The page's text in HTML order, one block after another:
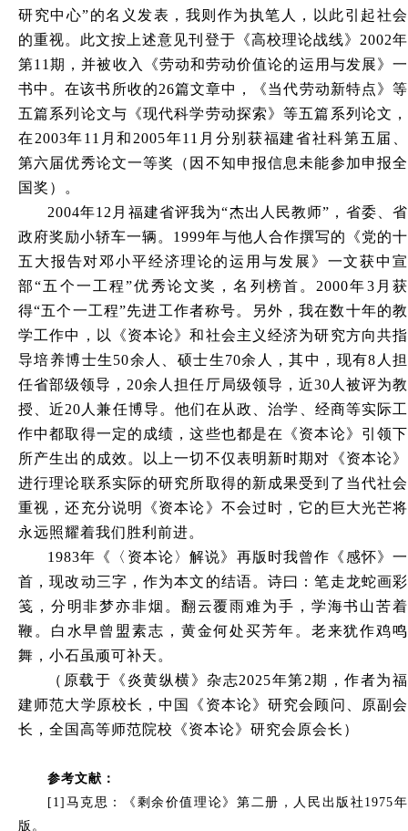
研究中心”的名义发表，我则作为执笔人，以此引起社会
的重视。此文按上述意见刊登于《高校理论战线》2002年
第11期，并被收入《劳动和劳动价值论的运用与发展》一
书中。在该书所收的26篇文章中，《当代劳动新特点》等
五篇系列论文与《现代科学劳动探索》等五篇系列论文，
在2003年11月和2005年11月分别获福建省社科第五届、
第六届优秀论文一等奖（因不知申报信息未能参加申报全
国奖）。
2004年12月福建省评我为“杰出人民教师”，省委、省
政府奖励小轿车一辆。1999年与他人合作撰写的《党的十
五大报告对邓小平经济理论的运用与发展》一文获中宣
部“五个一工程”优秀论文奖，名列榜首。2000年3月获
得“五个一工程”先进工作者称号。另外，我在数十年的教
学工作中，以《资本论》和社会主义经济为研究方向共指
导培养博士生50余人、硕士生70余人，其中，现有8人担
任省部级领导，20余人担任厅局级领导，近30人被评为教
授、近20人兼任博导。他们在从政、治学、经商等实际工
作中都取得一定的成绩，这些也都是在《资本论》引领下
所产生出的成效。以上一切不仅表明新时期对《资本论》
进行理论联系实际的研究所取得的新成果受到了当代社会
重视，还充分说明《资本论》不会过时，它的巨大光芒将
永远照耀着我们胜利前进。
1983年《〈资本论〉解说》再版时我曾作《感怀》一
首，现改动三字，作为本文的结语。诗曰：笔走龙蛇画彩
笺，分明非梦亦非烟。翻云覆雨难为手，学海书山苦着
鞭。白水早曾盟素志，黄金何处买芳年。老来犹作鸡鸣
舞，小石虽顽可补天。
（原载于《炎黄纵横》杂志2025年第2期，作者为福
建师范大学原校长，中国《资本论》研究会顾问、原副会
长，全国高等师范院校《资本论》研究会原会长）
参考文献：
[1]马克思：《剩余价值理论》第二册，人民出版社1975年
版。